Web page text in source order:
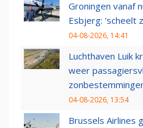
Groningen vanaf
Esbjerg: 'scheelt
04-08-2026, 14:41
Luchthaven Luik
weer
04-08-2026, 13:54
Brussels Airlines